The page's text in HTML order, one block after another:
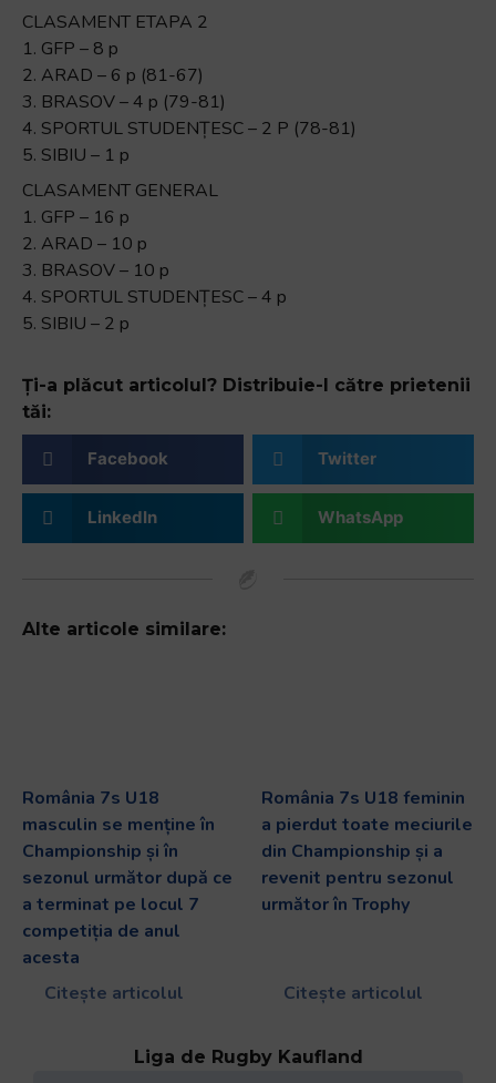
CLASAMENT ETAPA 2
1. GFP – 8 p
2. ARAD – 6 p (81-67)
3. BRASOV – 4 p (79-81)
4. SPORTUL STUDENȚESC – 2 P (78-81)
5. SIBIU – 1 p
CLASAMENT GENERAL
1. GFP – 16 p
2. ARAD – 10 p
3. BRASOV – 10 p
4. SPORTUL STUDENȚESC – 4 p
5. SIBIU – 2 p
Ți-a plăcut articolul? Distribuie-l către prietenii
tăi:
Facebook Twitter
LinkedIn WhatsApp
Alte articole similare:
România 7s U18
masculin se menține în
Championship și în
sezonul următor după ce
a terminat pe locul 7
competiția de anul
acesta
Citește articolul
România 7s U18 feminin
a pierdut toate meciurile
din Championship și a
revenit pentru sezonul
următor în Trophy
Citește articolul
Liga de Rugby Kaufland